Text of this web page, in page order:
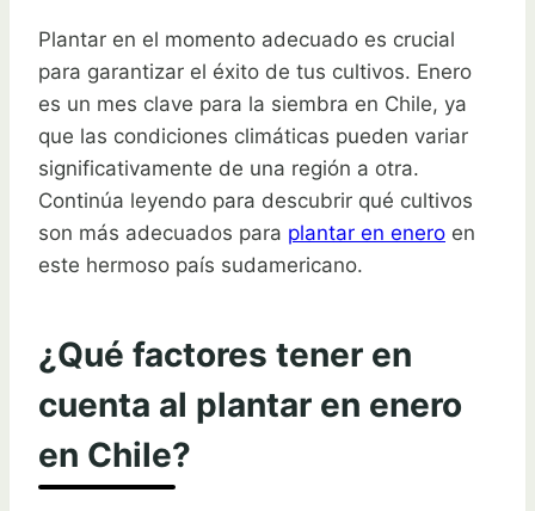
Plantar en el momento adecuado es crucial
para garantizar el éxito de tus cultivos. Enero
es un mes clave para la siembra en Chile, ya
que las condiciones climáticas pueden variar
significativamente de una región a otra.
Continúa leyendo para descubrir qué cultivos
son más adecuados para plantar en enero en
este hermoso país sudamericano.
¿Qué factores tener en
cuenta al plantar en enero
en Chile?